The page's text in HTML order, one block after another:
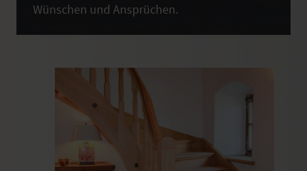
Wünschen und Ansprüchen.